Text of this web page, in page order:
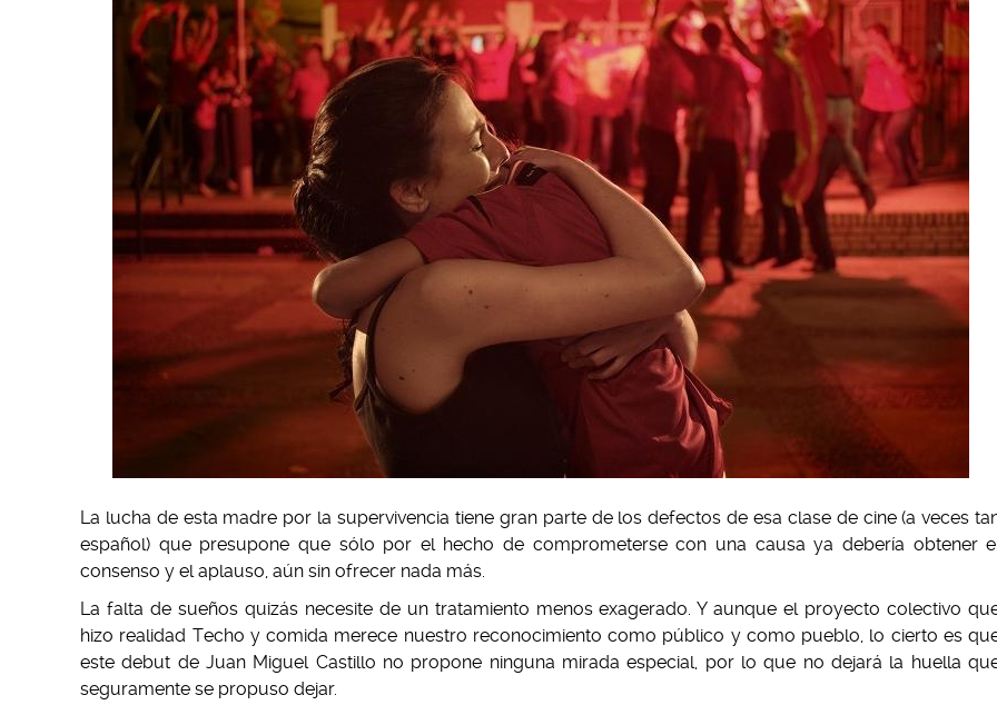
La lucha de esta madre por la supervivencia tiene gran parte de los defectos de esa clase de cine (a veces
español) que presupone que sólo por el hecho de comprometerse con una causa ya debería obtener
consenso y el aplauso, aún sin ofrecer nada más.
La falta de sueños quizás necesite de un tratamiento menos exagerado. Y aunque el proyecto colectivo
hizo realidad Techo y comida merece nuestro reconocimiento como público y como pueblo, lo cierto es
este debut de Juan Miguel Castillo no propone ninguna mirada especial, por lo que no dejará la huella
seguramente se propuso dejar.